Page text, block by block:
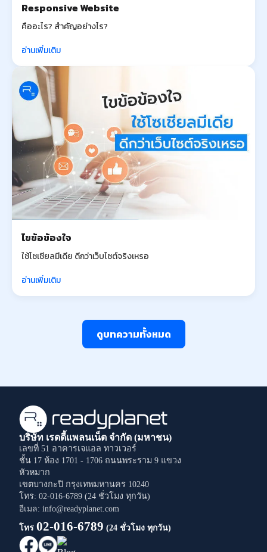
Responsive Website
คืออะไร? สำคัญอย่างไร?
อ่านเพิ่มเติม
ไขข้อข้องใจ
ใช้โซเชียลมีเดีย ดีกว่าเว็บไซต์จริงเหรอ
อ่านเพิ่มเติม
ดูบทความทั้งหมด
บริษัท เรดดี้แพลนเน็ต จำกัด (มหาชน)
เลขที่ 51 อาคารเจแอล ทาวเวอร์
ชั้น 17 ห้อง 1701 - 1706 ถนนพระราม 9 แขวง
หัวหมาก
เขตบางกะปิ กรุงเทพมหานคร 10240
โทร: 02-016-6789 (24 ชั่วโมง ทุกวัน)
อีเมล: info@readyplanet.com
โทร 02-016-6789 (24 ชั่วโมง ทุกวัน)